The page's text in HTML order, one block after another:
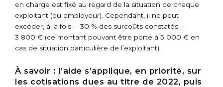
en charge est fixé au regard de la situation de chaque
exploitant (ou employeur). Cependant, il ne peut
excéder, à la fois :– 30 % des surcoûts constatés ;–
3 800 € (ce montant pouvant être porté à 5 000 € en
cas de situation particulière de l’exploitant).
À savoir : l’aide s’applique, en priorité, sur
les cotisations dues au titre de 2022, puis